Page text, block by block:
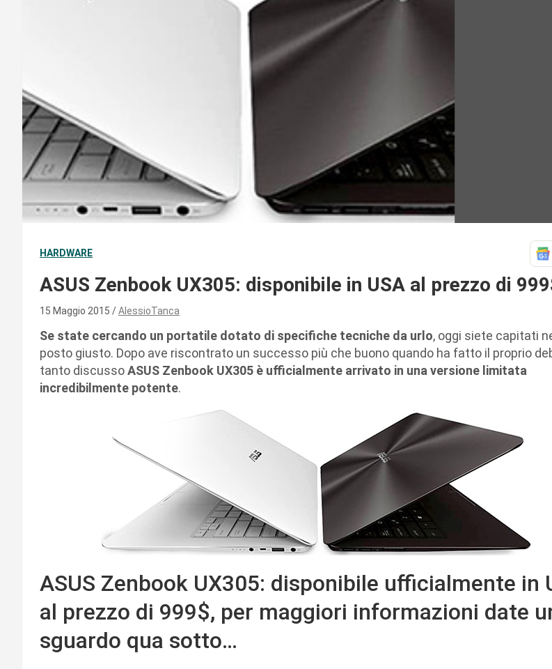
HARDWARE
ASUS Zenbook UX305: disponibile in USA al prezzo di
15 Maggio 2015 AlessioTanca
Se state cercando un portatile dotato di specifiche tecniche da urlo, oggi siete capitati
posto giusto. Dopo ave riscontrato un successo più che buono quando ha fatto il proprio
tanto discussoASUS Zenbook UX305 è ufficialmente arrivato in una versione limitata
incredibilmente potente.
ASUS Zenbook UX305: disponibile ufficialmente in
al prezzo di 999$, per maggiori informazioni date
sguardo qua sotto…